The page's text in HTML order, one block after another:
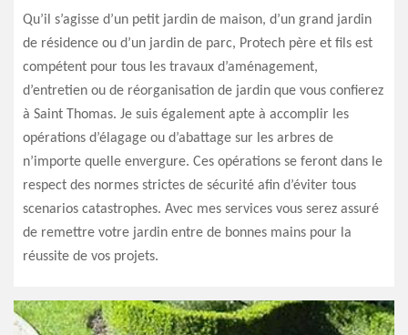
Qu’il s’agisse d’un petit jardin de maison, d’un grand jardin
de résidence ou d’un jardin de parc, Protech père et fils est
compétent pour tous les travaux d’aménagement,
d’entretien ou de réorganisation de jardin que vous confierez
à Saint Thomas. Je suis également apte à accomplir les
opérations d’élagage ou d’abattage sur les arbres de
n’importe quelle envergure. Ces opérations se feront dans le
respect des normes strictes de sécurité afin d’éviter tous
scenarios catastrophes. Avec mes services vous serez assuré
de remettre votre jardin entre de bonnes mains pour la
réussite de vos projets.